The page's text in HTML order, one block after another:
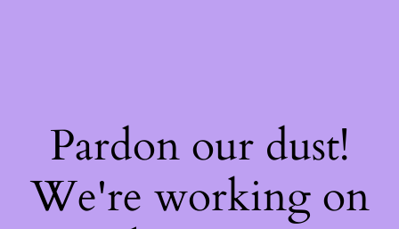
Pardon our dust!
We're working on